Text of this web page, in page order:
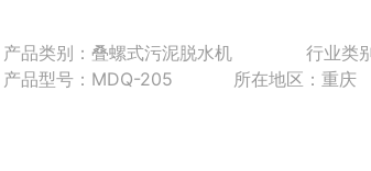
产品类别：叠螺式污泥脱水机 行业类
产品型号：MDQ-205
所在地区：重庆